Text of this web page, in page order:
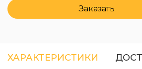
Заказать
ХАРАКТЕРИСТИКИ